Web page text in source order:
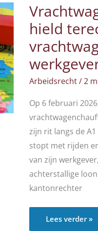
hield
Arbeidsrecht/2
Op 6 februari
zijn rit langs de
stopt met rijden
van zijn
achterstallige
kantonrechter
Lees verder »